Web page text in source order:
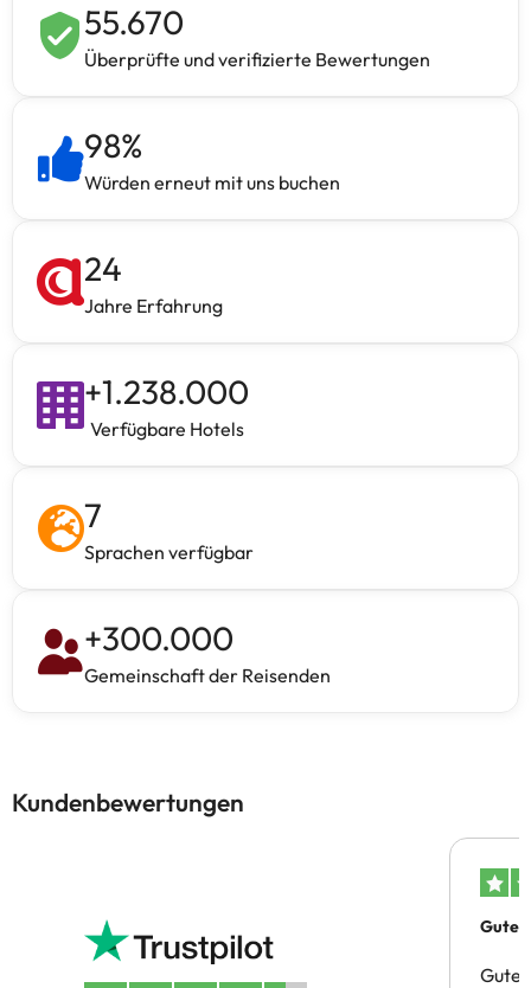
55.670
Überprüfte und verifizierte Bewertungen
98%
Würden erneut mit uns buchen
24
Jahre Erfahrung
+1.238.000
Verfügbare Hotels
7
Sprachen verfügbar
+300.000
Gemeinschaft der Reisenden
Kundenbewertungen
Gutes
Gute